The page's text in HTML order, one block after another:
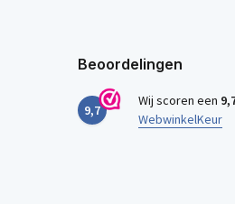
Beoordelingen
9,7
Wij scoren een
WebwinkelKeur